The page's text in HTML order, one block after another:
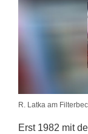
R. Latka am
Erst 1982 mit